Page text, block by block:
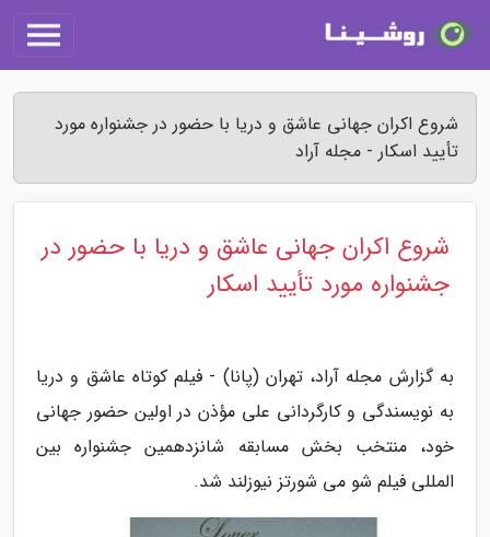
شروع اکران جهانی عاشق و دریا با حضور در جشنواره مورد
تأیید اسکار - مجله آراد
شروع اکران جهانی عاشق و دریا با حضور در
جشنواره مورد تأیید اسکار
به گزارش مجله آراد، تهران (پانا) - فیلم کوتاه عاشق و دریا
به نویسندگی و کارگردانی علی مؤذن در اولین حضور جهانی
خود، منتخب بخش مسابقه شانزدهمین جشنواره بین
المللی فیلم شو می شورتز نیوزلند شد.